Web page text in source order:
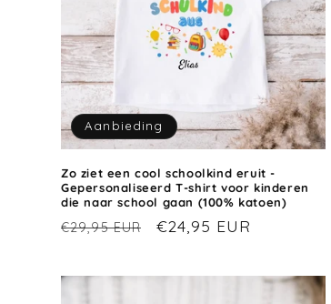
c
t
i
e
:
Aanbieding
Zo ziet een cool schoolkind eruit -
Gepersonaliseerd T-shirt voor kinderen
die naar school gaan (100% katoen)
Normale
€29,95 EUR Aanbiedingsprijs
€24,95 EUR